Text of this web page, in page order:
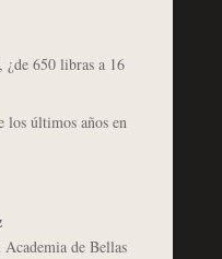
¿de 650 libras a 16
los últimos años en
Academia de Bellas